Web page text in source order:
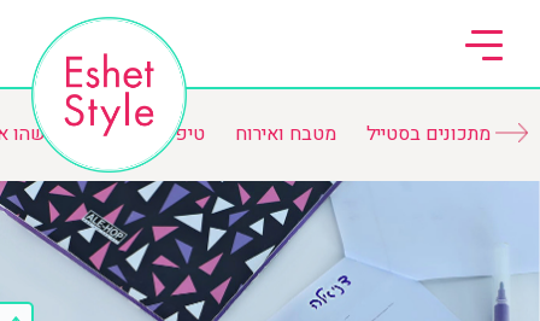
מתכונים בסטייל מטבח ואירוח טיפים ורשימות משהו